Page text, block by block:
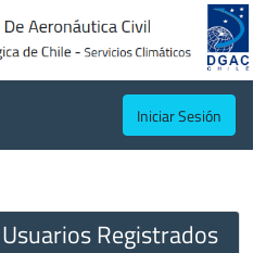
Iniciar Sesión
Registrados